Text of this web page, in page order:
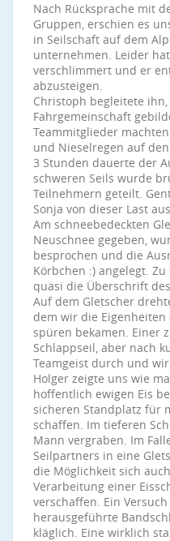
Nach Rücksprache mit
Gruppen, erschien es
in Seilschaft auf dem
unternehmen. Leider
verschlimmert und er
abzusteigen.
Christoph begleitete
Fahrgemeinschaft
Teammitglieder
und Nieselregen auf
3 Stunden dauerte der
schweren Seils wurde
Teilnehmern geteilt.
Sonja von dieser Last
Am schneebedeckten
Neuschnee gegeben,
besprochen und die
Körbchen :) angelegt.
quasi die Überschrift
Auf dem Gletscher
dem wir die Eigenheiten
spüren bekamen. Einer
Schlappseil, aber nach
Teamgeist durch und
Holger zeigte uns wie
hoffentlich ewigen Eis
sicheren Standplatz für
schaffen. Im tieferen
Mann vergraben. Im
Seilpartners in eine
die Möglichkeit sich
Verarbeitung einer
verschaffen. Ein
herausgeführte
kläglich. Eine wirklich